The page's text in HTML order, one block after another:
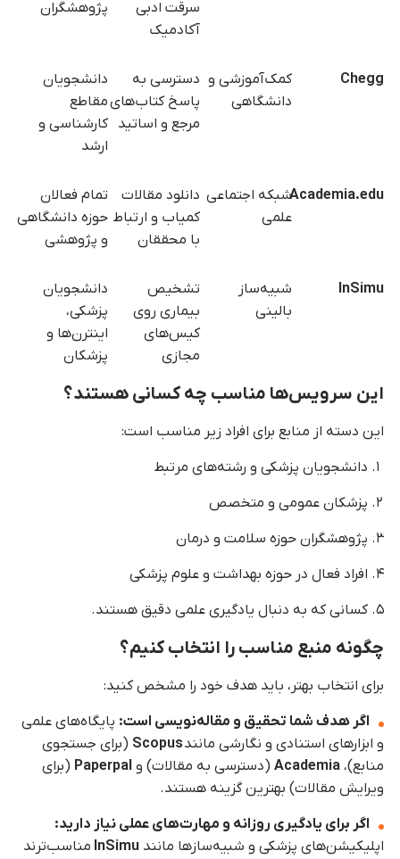
سرقت ادبی
آکادمیک
پژوهشگران
Chegg
کمک‌آموزشی و
دانشگاهی
دسترسی به
پاسخ کتاب‌های
مرجع و اساتید
دانشجویان
مقاطع
کارشناسی و
ارشد
Academia.eduشبکه اجتماعی
علمی
دانلود مقالات
کمیاب و ارتباط
با محققان
تمام فعالان
حوزه دانشگاهی
و پژوهشی
InSimu
شبیه‌ساز
بالینی
تشخیص
بیماری روی
کیس‌های
مجازی
دانشجویان
پزشکی،
اینترن‌ها و
پزشکان
این سرویس‌ها مناسب چه کسانی هستند؟
این دسته از منابع برای افراد زیر مناسب است:
دانشجویان پزشکی و رشته‌های مرتبط
پزشکان عمومی و متخصص
پژوهشگران حوزه سلامت و درمان
افراد فعال در حوزه بهداشت و علوم پزشکی
کسانی که به دنبال یادگیری علمی دقیق هستند.
چگونه منبع مناسب را انتخاب کنیم؟
برای انتخاب بهتر، باید هدف خود را مشخص کنید:
اگر هدف شما تحقیق و مقاله‌نویسی است: پایگاه‌های علمی
و ابزارهای استنادی و نگارشی مانندScopus (برای جستجوی
منابع)، Academia(دسترسی به مقالات) و Paperpal (برای
ویرایش مقالات) بهترین گزینه هستند.
اگر برای یادگیری روزانه و مهارت‌های عملی نیاز دارید:
اپلیکیشن‌های پزشکی و شبیه‌سازها مانند InSimu مناسب‌ترند